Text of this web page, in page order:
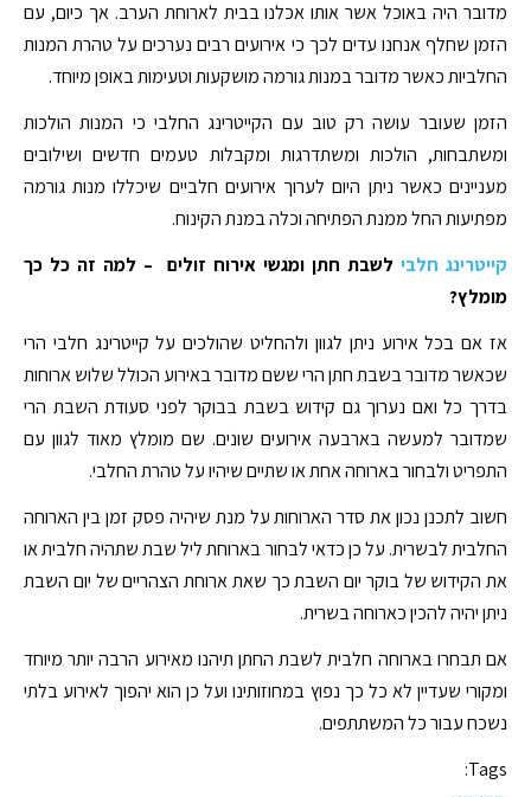
מדובר היה באוכל אשר אותו אכלנו בבית לארוחת הערב. אך כיום, עם
הזמן שחלף אנחנו עדים לכך כי אירועים רבים נערכים על טהרת המנות
החלביות כאשר מדובר במנות גורמה מושקעות וטעימות באופן מיוחד.
הזמן שעובר עושה רק טוב עם הקייטרינג החלבי כי המנות הולכות
ומשתבחות, הולכות ומשתדרגות ומקבלות טעמים חדשים ושילובים
מעניינים כאשר ניתן היום לערוך אירועים חלביים שיכללו מנות גורמה
מפתיעות החל ממנת הפתיחה וכלה במנת הקינוח.
קייטרינג חלבי לשבת חתן ומגשי אירוח זולים – למה זה כל כך
מומלץ?
אז אם בכל אירוע ניתן לגוון ולהחליט שהולכים על קייטרינג חלבי הרי
שכאשר מדובר בשבת חתן הרי ששם מדובר באירוע הכולל שלוש ארוחות
בדרך כל ואם נערוך גם קידוש בשבת בבוקר לפני סעודת השבת הרי
שמדובר למעשה בארבעה אירועים שונים. שם מומלץ מאוד לגוון עם
התפריט ולבחור בארוחה אחת או שתיים שיהיו על טהרת החלבי.
חשוב לתכנן נכון את סדר הארוחות על מנת שיהיה פסק זמן בין הארוחה
החלבית לבשרית. על כן כדאי לבחור בארוחת ליל שבת שתהיה חלבית או
את הקידוש של בוקר יום השבת כך שאת ארוחת הצהריים של יום השבת
ניתן יהיה להכין כארוחה בשרית.
אם תבחרו בארוחה חלבית לשבת החתן תיהנו מאירוע הרבה יותר מיוחד
ומקורי שעדיין לא כל כך נפוץ במחוזותינו ועל כן הוא יהפוך לאירוע בלתי
נשכח עבור כל המשתתפים.
Tags: